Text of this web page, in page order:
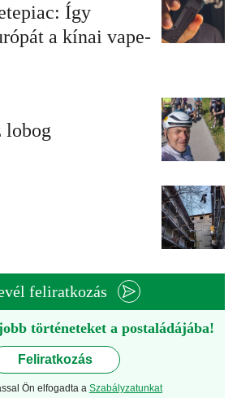
Így
a kínai vape-
lobog
feliratkozás
történeteket a postaládájába!
Feliratkozás
Ön elfogadta a Szabályzatunkat